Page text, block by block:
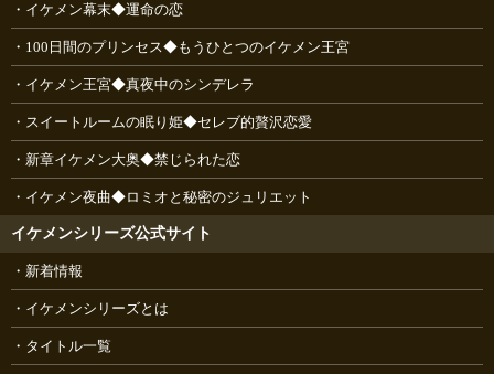
イケメン幕末◆運命の恋
100日間のプリンセス◆もうひとつのイケメン王宮
イケメン王宮◆真夜中のシンデレラ
スイートルームの眠り姫◆セレブ的贅沢恋愛
新章イケメン大奥◆禁じられた恋
イケメン夜曲◆ロミオと秘密のジュリエット
イケメンシリーズ公式サイト
新着情報
イケメンシリーズとは
タイトル一覧